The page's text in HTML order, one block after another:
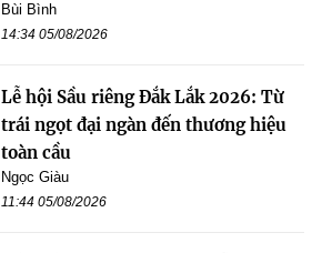
Bùi Bình
14:34 05/08/2026
Lễ hội Sầu riêng Đắk Lắk 2026: Từ
trái ngọt đại ngàn đến thương hiệu
toàn cầu
Ngọc Giàu
11:44 05/08/2026